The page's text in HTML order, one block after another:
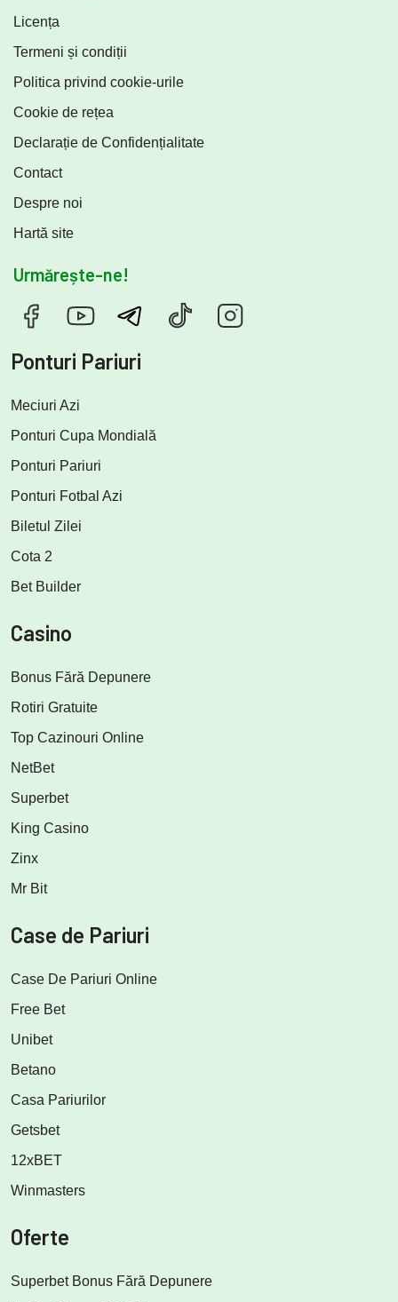
Licența
Termeni și condiții
Politica privind cookie-urile
Cookie de rețea
Declarație de Confidențialitate
Contact
Despre noi
Hartă site
Urmărește-ne!
Ponturi Pariuri
Meciuri Azi
Ponturi Cupa Mondială
Ponturi Pariuri
Ponturi Fotbal Azi
Biletul Zilei
Cota 2
Bet Builder
Casino
Bonus Fără Depunere
Rotiri Gratuite
Top Cazinouri Online
NetBet
Superbet
King Casino
Zinx
Mr Bit
Case de Pariuri
Case De Pariuri Online
Free Bet
Unibet
Betano
Casa Pariurilor
Getsbet
12xBET
Winmasters
Oferte
Superbet Bonus Fără Depunere